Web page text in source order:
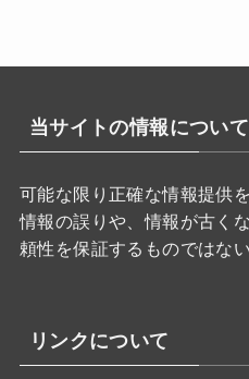
当サイトの情報について
可能な限り正確な情報提供
情報の誤りや、情報が古く
頼性を保証するものではな
リンクについて